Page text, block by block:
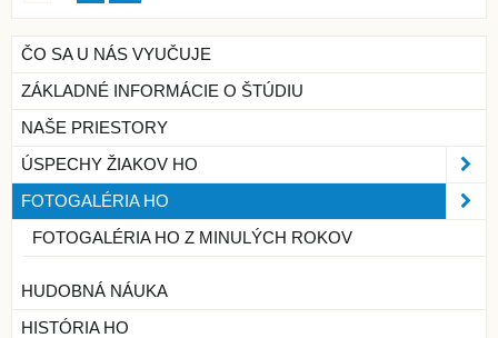
ČO SA U NÁS VYUČUJE
ZÁKLADNÉ INFORMÁCIE O ŠTÚDIU
NAŠE PRIESTORY
ÚSPECHY ŽIAKOV HO
FOTOGALÉRIA HO
FOTOGALÉRIA HO Z MINULÝCH ROKOV
HUDOBNÁ NÁUKA
HISTÓRIA HO